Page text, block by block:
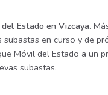
Estado en Vizcaya.
en curso y de
Móvil del Estado a un
subastas.